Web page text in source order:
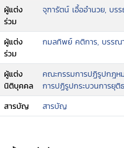
ผู้แต่ง
ร่วม
จุฑารัตน์ เอื้ออำนวย, บร
ผู้แต่ง
ร่วม
กมลทิพย์ คติการ, บรรณ
ผู้แต่ง
นิติบุคคล
คณะกรรมการปฏิรูปกฎห
การปฏิรูปกระบวนการยุติ
สารบัญ
สารบัญ